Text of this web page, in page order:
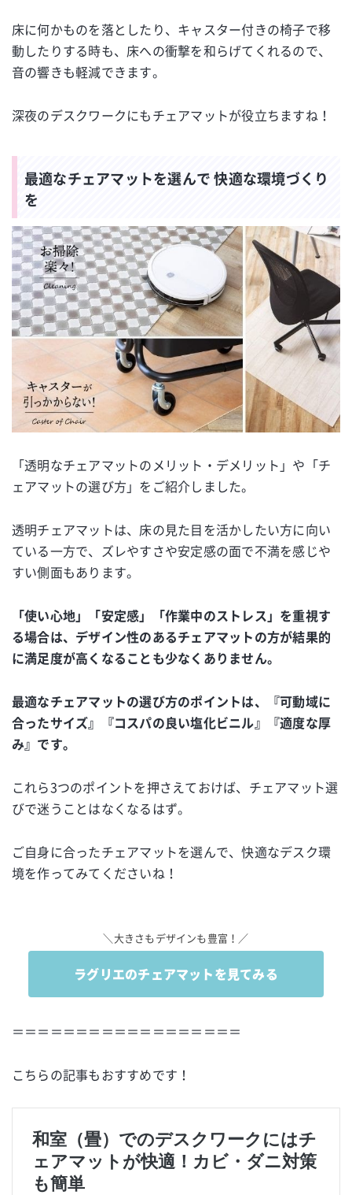
床に何かものを落としたり、キャスター付きの椅子で移
動したりする時も、床への衝撃を和らげてくれるので、
音の響きも軽減できます。
深夜のデスクワークにもチェアマットが役立ちますね！
最適なチェアマットを選んで 快適な環境づくり
を
「透明なチェアマットのメリット・デメリット」や「チ
ェアマットの選び方」をご紹介しました。
透明チェアマットは、床の見た目を活かしたい方に向い
ている一方で、ズレやすさや安定感の面で不満を感じや
すい側面もあります。
「使い心地」「安定感」「作業中のストレス」を重視す
る場合は、デザイン性のあるチェアマットの方が結果的
に満足度が高くなることも少なくありません。
最適なチェアマットの選び方のポイントは、『可動域に
合ったサイズ』『コスパの良い塩化ビニル』『適度な厚
み』です。
これら3つのポイントを押さえておけば、チェアマット選
びで迷うことはなくなるはず。
ご自身に合ったチェアマットを選んで、快適なデスク環
境を作ってみてくださいね！
＼大きさもデザインも豊富！／
ラグリエのチェアマットを見てみる
＝＝＝＝＝＝＝＝＝＝＝＝＝＝＝＝＝＝
こちらの記事もおすすめです！